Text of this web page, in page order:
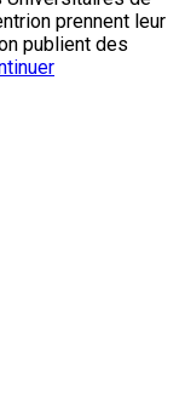
prennent leur
publient des